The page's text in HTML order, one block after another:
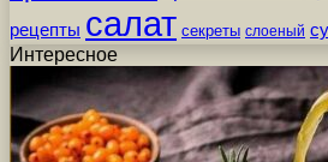
рецепты салат секреты слоеный
Интересное